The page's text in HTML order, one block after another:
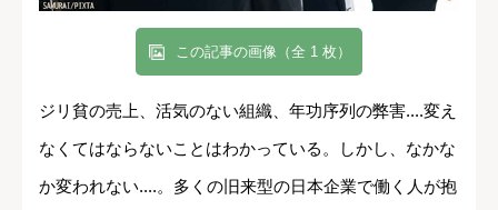
この記事の画像（全 1 枚）
ジリ貧の売上、活気のない組織、年功序列の弊害....変え
なくてはならないことはわかっている。しかし、なかな
か変われない....。多くの旧来型の日本企業で働く人が抱